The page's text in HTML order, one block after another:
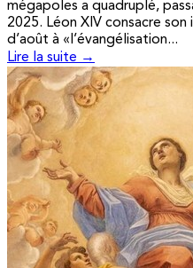
mégapoles a quadruplé,
2025. Léon XIV consacre
d’août à «l’évangélisation...
Lire la suite →